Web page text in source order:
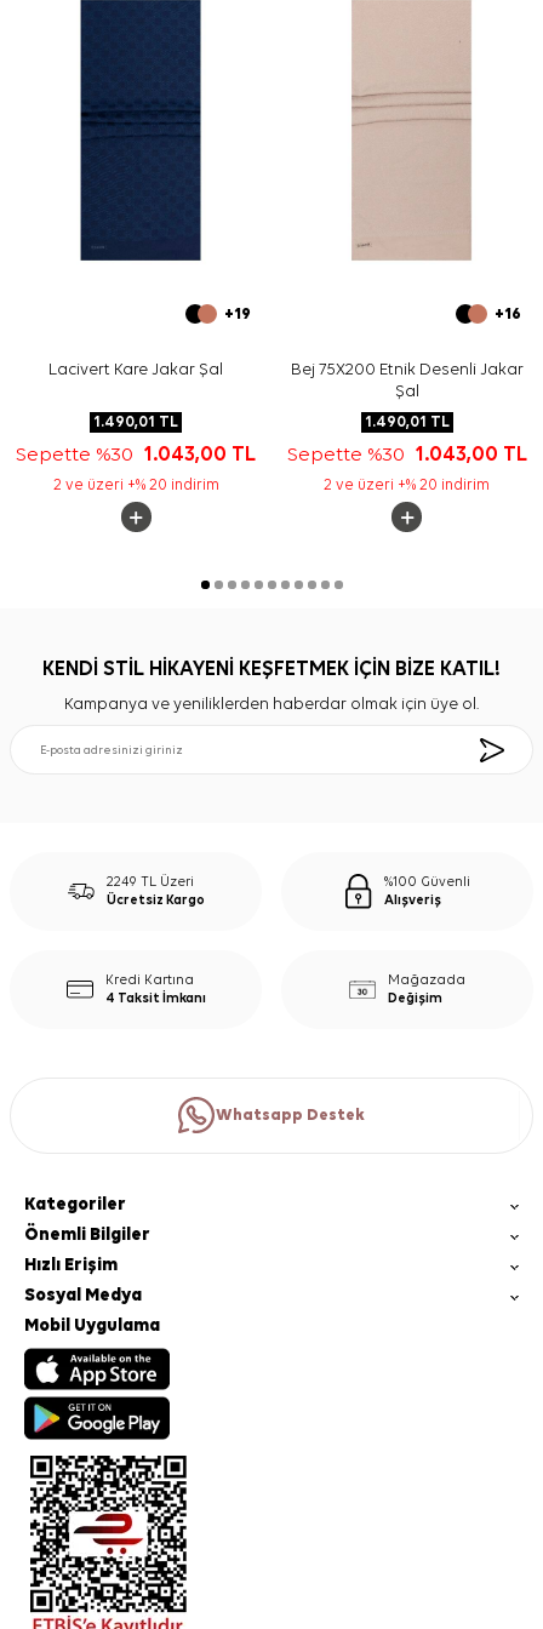
kullanabilirsiniz.
Sıkça Sorulan Sorular
Şalın kenarında püskül detayı var mı?
+19
Lacivert Kare Jakar Şal
1.490,01 TL
Sepette %30 1.043,00 TL
2 ve üzeri +% 20 indirim
+16
Bej 75X200 Etnik Desenli Jakar
Şal
1.490,01 TL
Sepette %30 1.043,00 TL
2 ve üzeri +% 20 indirim
KENDİ STİL HİKAYENİ KEŞFETMEK İÇİN BİZE KATIL!
Kampanya ve yeniliklerden haberdar olmak için üye ol.
2249 TL Üzeri
Ücretsiz Kargo
%100 Güvenli
Alışveriş
Kredi Kartına
4 Taksit İmkanı
Mağazada
Değişim
Whatsapp Destek
Kategoriler
Önemli Bilgiler
Hızlı Erişim
Sosyal Medya
Mobil Uygulama